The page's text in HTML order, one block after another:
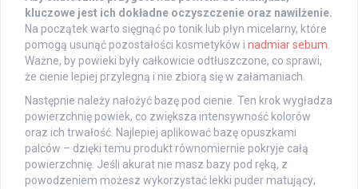
kluczowe jest ich dokładne oczyszczenie oraz nawilżenie.
Na początek warto sięgnąć po tonik lub płyn micelarny, które
pomogą usunąć pozostałości kosmetyków i nadmiar sebum.
Ważne, by powieki były całkowicie odtłuszczone, co sprawi,
że cienie lepiej przylegną i nie zbiorą się w załamaniach.
Następnie należy nałożyć bazę pod cienie. Ten krok wygładza
powierzchnię powiek, co zwiększa intensywność kolorów
oraz ich trwałość. Najlepiej aplikować bazę opuszkami
palców – dzięki temu produkt równomiernie pokryje całą
powierzchnię. Jeśli akurat nie masz bazy pod ręką, z
powodzeniem możesz wykorzystać lekki puder matujący;